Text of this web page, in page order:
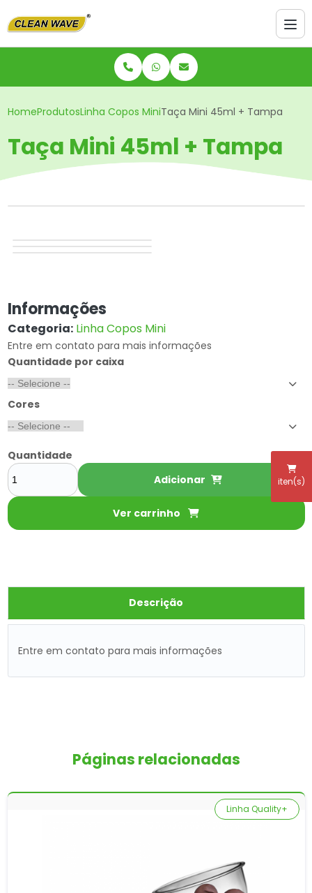
iten(s)
HomeProdutosLinha Copos MiniTaça Mini 45ml + Tampa
Taça Mini 45ml + Tampa
Informações
Categoria: Linha Copos Mini
Entre em contato para mais informações
Quantidade por caixa
Cores
Quantidade
Adicionar
Ver carrinho
Descrição
Entre em contato para mais informações
Páginas relacionadas
Linha Quality+